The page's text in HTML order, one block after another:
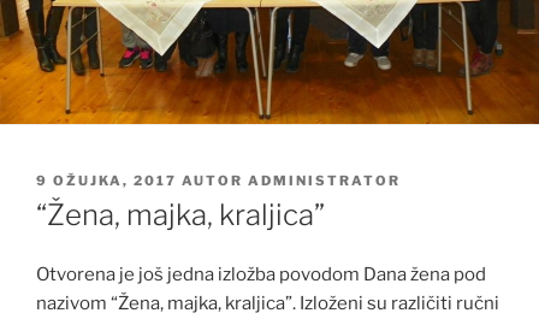
OBJAVLJENO
9 OŽUJKA, 2017 AUTOR ADMINISTRATOR
“Žena, majka, kraljica”
Otvorena je još jedna izložba povodom Dana žena pod
nazivom “Žena, majka, kraljica”. Izloženi su različiti ručni